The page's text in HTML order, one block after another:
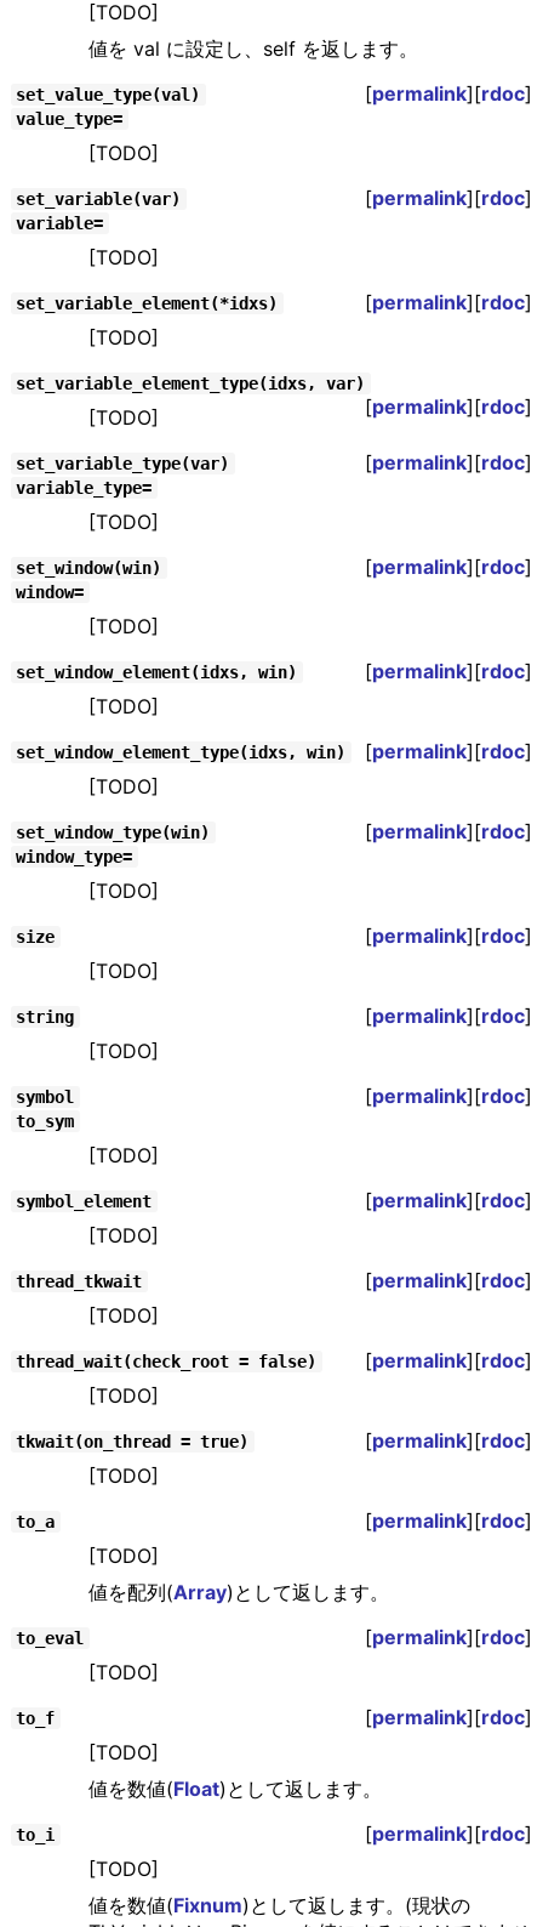
[TODO]
値を val に設定し、self を返します。
set_value_type(val) [permalink][rdoc]
value_type=
[TODO]
set_variable(var) [permalink][rdoc]
variable=
[TODO]
set_variable_element(*idxs) [permalink][rdoc]
[TODO]
set_variable_element_type(idxs, var)
[permalink][rdoc]
[TODO]
set_variable_type(var) [permalink][rdoc]
variable_type=
[TODO]
set_window(win) [permalink][rdoc]
window=
[TODO]
set_window_element(idxs, win) [permalink][rdoc]
[TODO]
set_window_element_type(idxs, win) [permalink][rdoc]
[TODO]
set_window_type(win) [permalink][rdoc]
window_type=
[TODO]
size [permalink][rdoc]
[TODO]
string [permalink][rdoc]
[TODO]
symbol [permalink][rdoc]
to_sym
[TODO]
symbol_element [permalink][rdoc]
[TODO]
thread_tkwait [permalink][rdoc]
[TODO]
thread_wait(check_root = false) [permalink][rdoc]
[TODO]
tkwait(on_thread = true) [permalink][rdoc]
[TODO]
to_a [permalink][rdoc]
[TODO]
値を配列(Array)として返します。
to_eval [permalink][rdoc]
[TODO]
to_f [permalink][rdoc]
[TODO]
値を数値(Float)として返します。
to_i [permalink][rdoc]
[TODO]
値を数値(Fixnum)として返します。(現状の